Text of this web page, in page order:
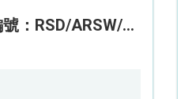
助理復康服務員 (編號：RSD/ARSW/CTE)